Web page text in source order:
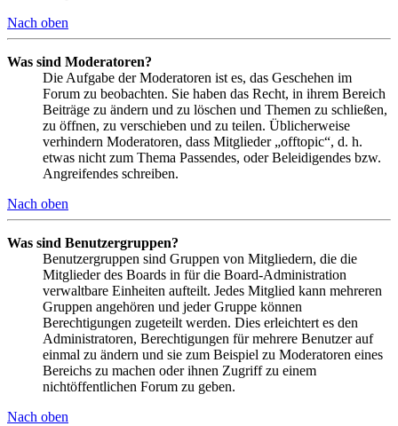
Nach oben
Was sind Moderatoren?
Die Aufgabe der Moderatoren ist es, das Geschehen im
Forum zu beobachten. Sie haben das Recht, in ihrem Bereich
Beiträge zu ändern und zu löschen und Themen zu schließen,
zu öffnen, zu verschieben und zu teilen. Üblicherweise
verhindern Moderatoren, dass Mitglieder „offtopic“, d. h.
etwas nicht zum Thema Passendes, oder Beleidigendes bzw.
Angreifendes schreiben.
Nach oben
Was sind Benutzergruppen?
Benutzergruppen sind Gruppen von Mitgliedern, die die
Mitglieder des Boards in für die Board-Administration
verwaltbare Einheiten aufteilt. Jedes Mitglied kann mehreren
Gruppen angehören und jeder Gruppe können
Berechtigungen zugeteilt werden. Dies erleichtert es den
Administratoren, Berechtigungen für mehrere Benutzer auf
einmal zu ändern und sie zum Beispiel zu Moderatoren eines
Bereichs zu machen oder ihnen Zugriff zu einem
nichtöffentlichen Forum zu geben.
Nach oben